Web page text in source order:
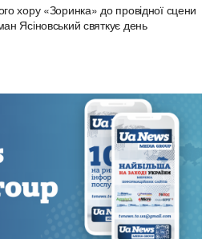
хору «Зоринка» до провідної сцени
Ясіновський святкує день